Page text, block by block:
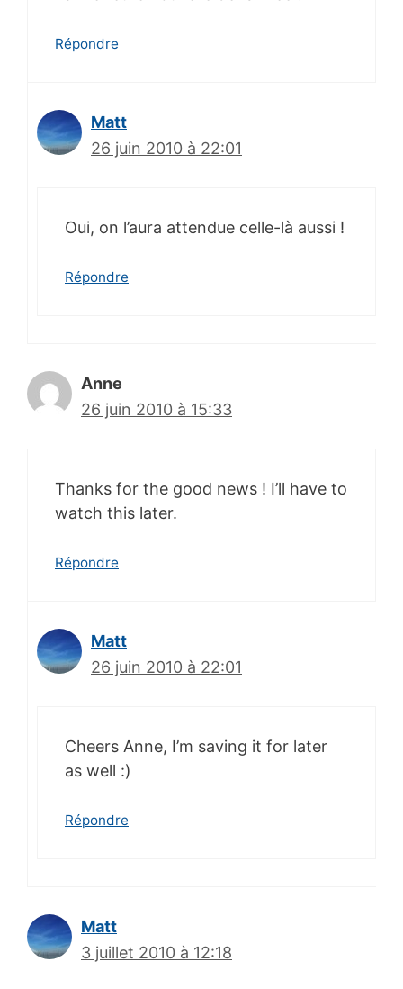
Répondre
Matt
26 juin 2010 à 22:01
Oui, on l’aura attendue celle-là aussi !
Répondre
Anne
26 juin 2010 à 15:33
Thanks for the good news ! I’ll have to
watch this later.
Répondre
Matt
26 juin 2010 à 22:01
Cheers Anne, I’m saving it for later
as well :)
Répondre
Matt
3 juillet 2010 à 12:18